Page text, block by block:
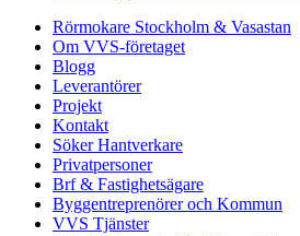
Rörmokare Stockholm & Vasastan
Om VVS-företaget
Blogg
Leverantörer
Projekt
Kontakt
Söker Hantverkare
Privatpersoner
Brf & Fastighetsägare
Byggentreprenörer och Kommun
VVS Tjänster